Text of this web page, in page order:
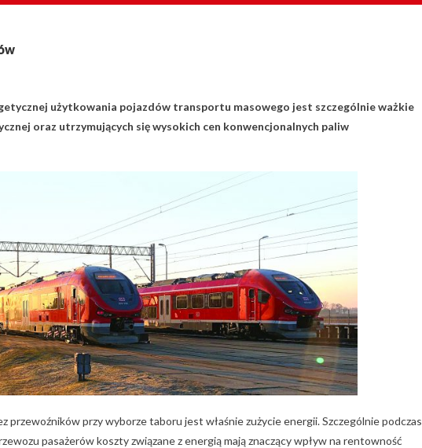
użytkowania pojazdów transportu masowego jest szczególnie ważkie
oraz utrzymujących sięwysokich cen konwencjonalnych paliw
przewoźników przy wyborze taboru jest właśnie zużycie energii. Szczególnie podczas
pasażerów koszty związane z energią mają znaczący wpływ na rentowność